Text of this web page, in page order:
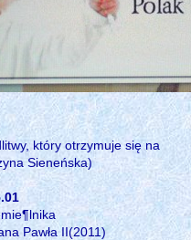
który otrzymuje się na
Sieneńska)
Pawła II(2011)